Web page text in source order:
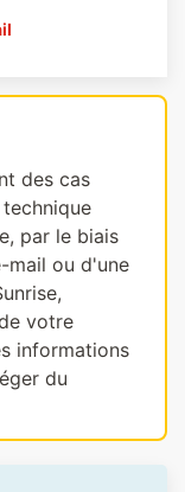
des cas
par le biais
mail ou d'une
votre
informations
du